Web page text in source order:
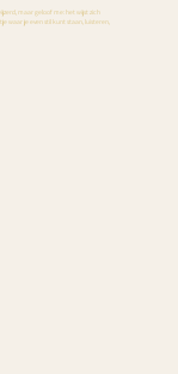
maar geloof me: het wijst zich
waar je even stil kunt staan, luisteren,